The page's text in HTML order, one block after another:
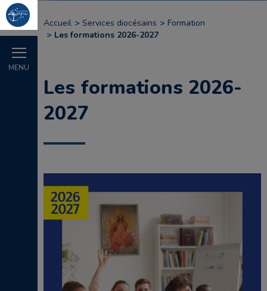
MENU
Accueil Services diocésains
Formation
Les formations 2026-2027
Les formations 2026-
2027